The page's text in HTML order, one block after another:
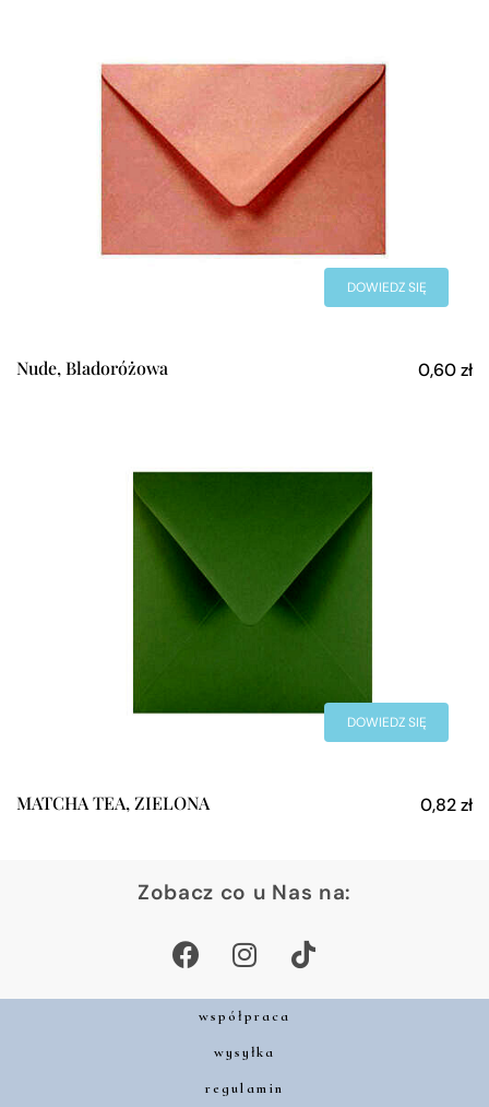
DOWIEDZ SIĘ
Nude, Bladoróżowa 0,60zł
DOWIEDZ SIĘ
MATCHA TEA, ZIELONA 0,82zł
Zobacz co u Nas na:
współpraca
wysyłka
regulamin